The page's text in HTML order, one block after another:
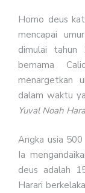
Homo deus
mencapai
dimulai tahun
bernama
menargetkan
dalam waktu
Yuval Noah
Angka usia
Ia
deus adalah
Harari